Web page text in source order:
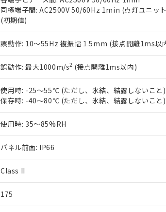
同極端子間: AC2500V 50/60Hz 1min (点灯ユニッ
(初期値)
誤動作: 10～55Hz 複振幅 1.5mm (接点開離1ms以
誤動作: 最大1000m/s2 (接点開離1ms以内)
使用時: -25～55℃ (ただし、氷結、結露しないこと)
保存時: -40～80℃ (ただし、氷結、結露しないこと)
使用時: 35～85%RH
パネル前面: IP66
Class II
175